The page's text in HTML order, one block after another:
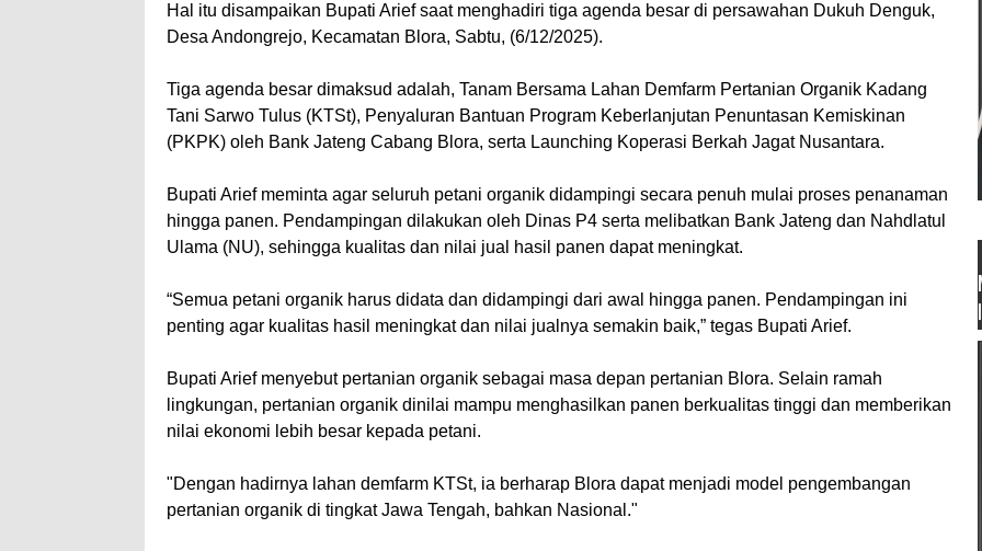
Hal itu disampaikan Bupati Arief saat menghadiri tiga agenda besar di persawahan Dukuh Denguk,
Desa Andongrejo, Kecamatan Blora, Sabtu, (6/12/2025).
Tiga agenda besar dimaksud adalah, Tanam Bersama Lahan Demfarm Pertanian Organik Kadang
Tani Sarwo Tulus (KTSt), Penyaluran Bantuan Program Keberlanjutan Penuntasan Kemiskinan
(PKPK) oleh Bank Jateng Cabang Blora, serta Launching Koperasi Berkah Jagat Nusantara.
Bupati Arief meminta agar seluruh petani organik didampingi secara penuh mulai proses penanaman
hingga panen. Pendampingan dilakukan oleh Dinas P4 serta melibatkan Bank Jateng dan Nahdlatul
Ulama (NU), sehingga kualitas dan nilai jual hasil panen dapat meningkat.
“Semua petani organik harus didata dan didampingi dari awal hingga panen. Pendampingan ini
penting agar kualitas hasil meningkat dan nilai jualnya semakin baik,” tegas Bupati Arief.
Bupati Arief menyebut pertanian organik sebagai masa depan pertanian Blora. Selain ramah
lingkungan, pertanian organik dinilai mampu menghasilkan panen berkualitas tinggi dan memberikan
nilai ekonomi lebih besar kepada petani.
"Dengan hadirnya lahan demfarm KTSt, ia berharap Blora dapat menjadi model pengembangan
pertanian organik di tingkat Jawa Tengah, bahkan Nasional."